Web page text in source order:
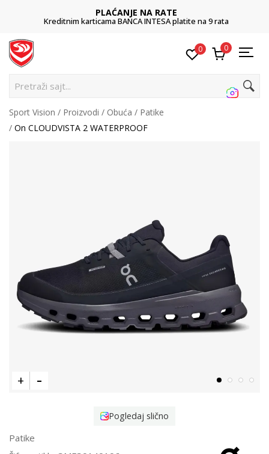
PLAĆANJE NA RATE
Kreditnim karticama BANCA INTESA platite na 9 rata
0 0
Pretraži sajt...
Sport Vision Proizvodi Obuća
Patike
On CLOUDVISTA 2 WATERPROOF
Pogledaj slično
Patike